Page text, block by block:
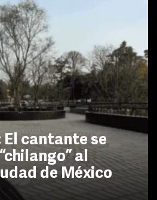
cantante se
al
de México